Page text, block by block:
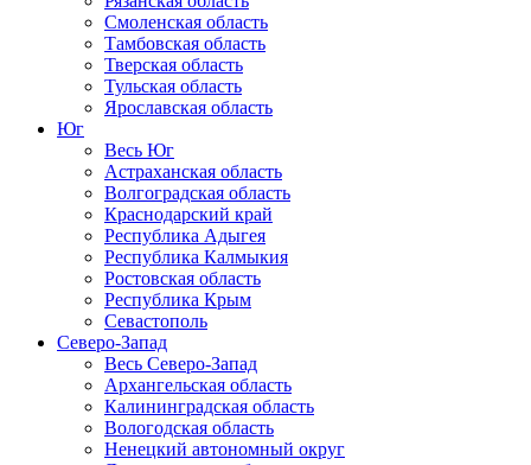
Смоленская область
Тамбовская область
Тверская область
Тульская область
Ярославская область
Юг
Весь Юг
Астраханская область
Волгоградская область
Краснодарский край
Республика Адыгея
Республика Калмыкия
Ростовская область
Республика Крым
Севастополь
Северо-Запад
Весь Северо-Запад
Архангельская область
Калининградская область
Вологодская область
Ненецкий автономный округ